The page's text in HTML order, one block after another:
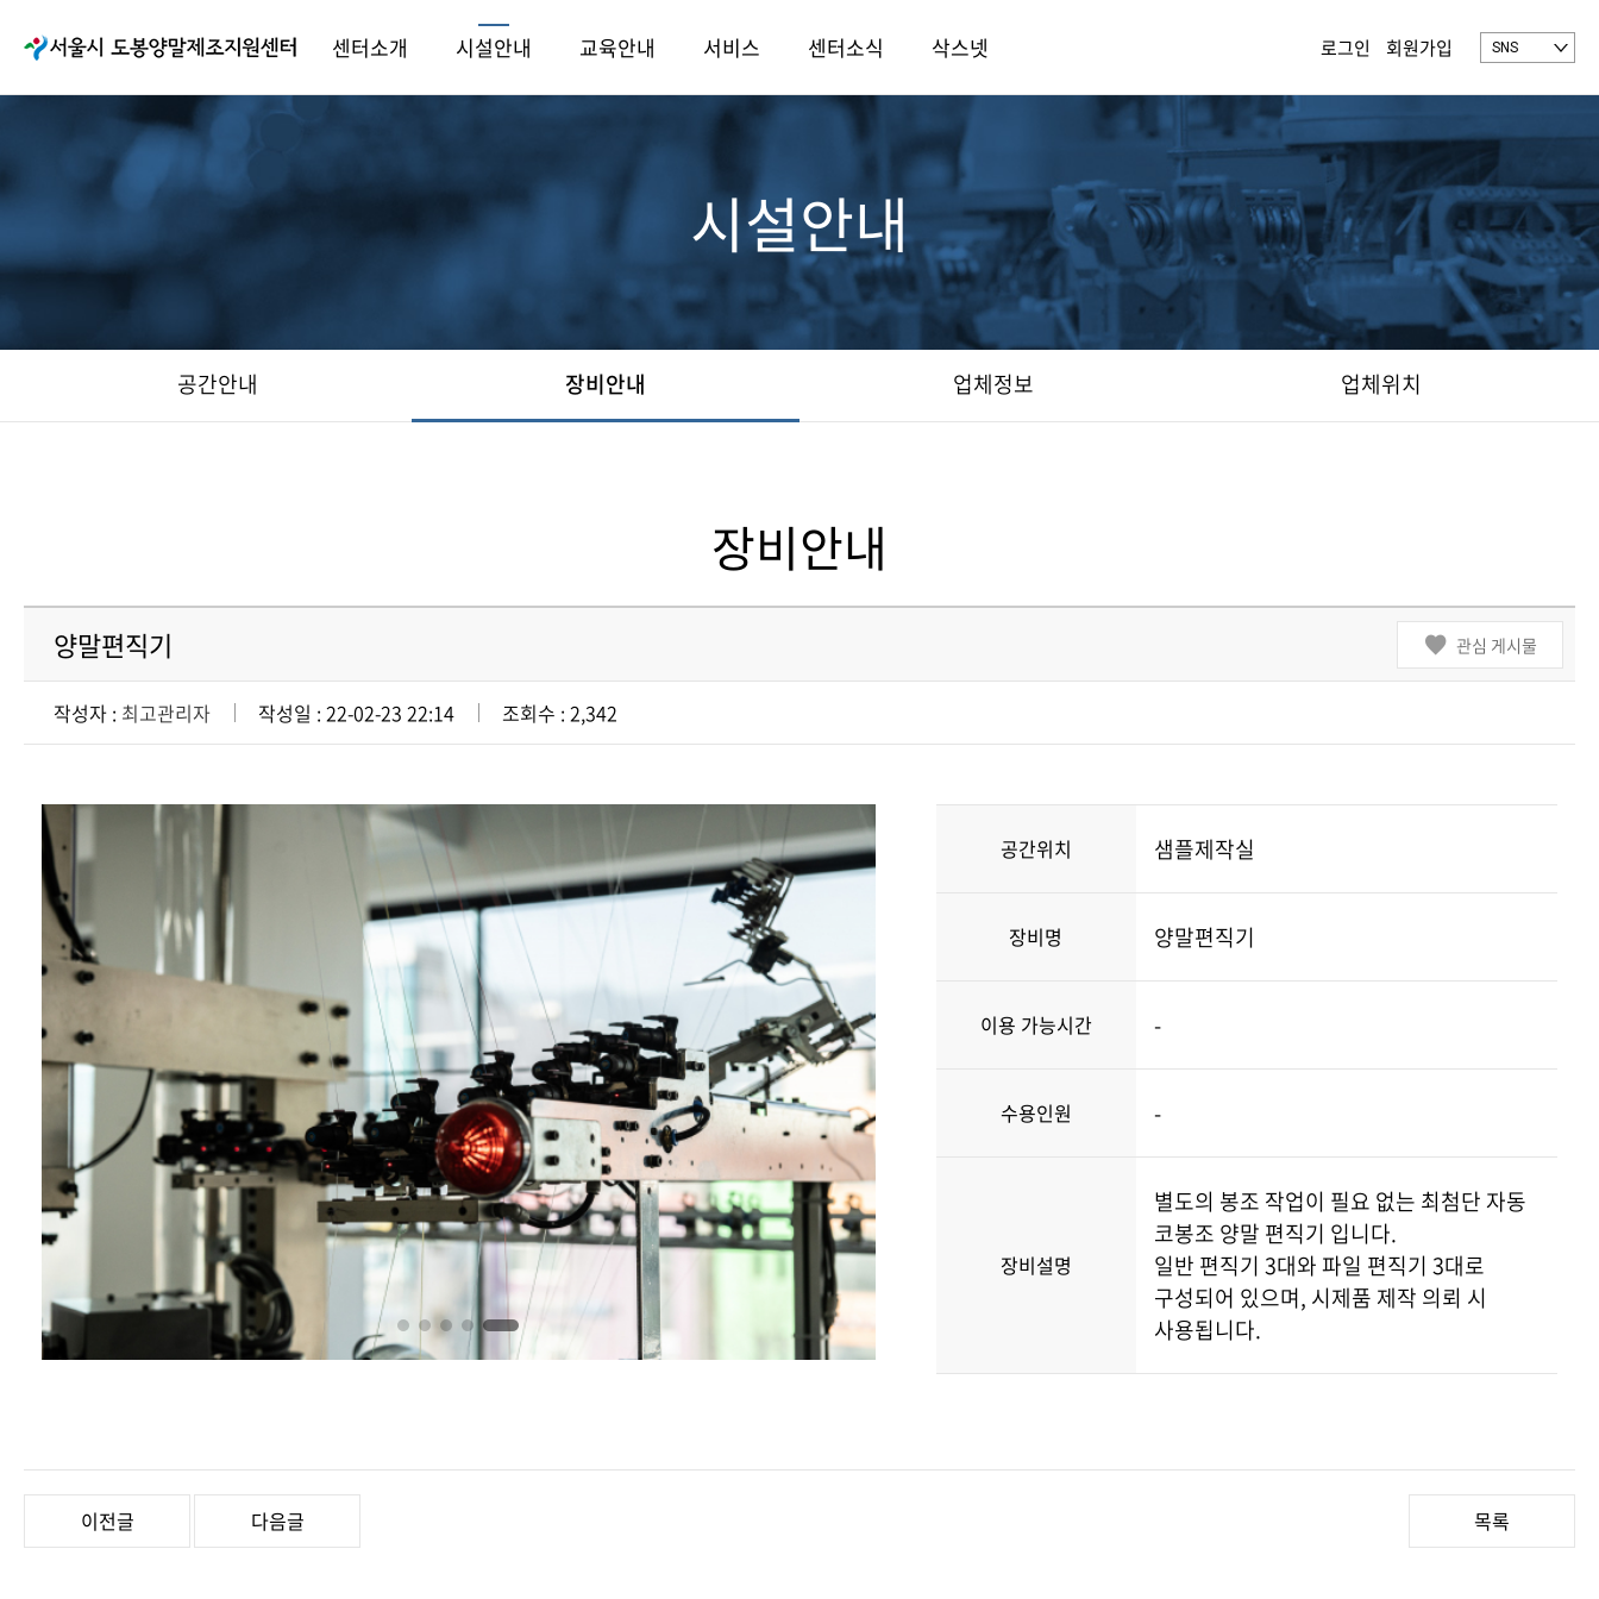
센터소개 시설안내 교육안내 서비스 센터소식 삭스넷 로그인 회원가입 SNS
시설안내
공간안내 장비안내 업체정보 업체위치
장비안내
양말편직기 관심 게시물
작성자 : 최고관리자 작성일 : 22-02-23 22:14 조회수 : 2,342
공간위치 샘플제작실
장비명 양말편직기
이용 가능시간 -
수용인원 -
장비설명
별도의 봉조 작업이 필요 없는 최첨단 자동
코봉조 양말 편직기 입니다.
일반 편직기 3대와 파일 편직기 3대로
구성되어 있으며, 시제품 제작 의뢰 시
사용됩니다.
이전글 다음글 목록